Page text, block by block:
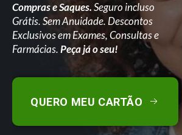
Compras e Saques.Seguro incluso
Grátis. Sem Anuidade. Descontos
Exclusivos em Exames, Consultas e
Farmácias.Peça já o seu!
QUERO MEU CARTÃO